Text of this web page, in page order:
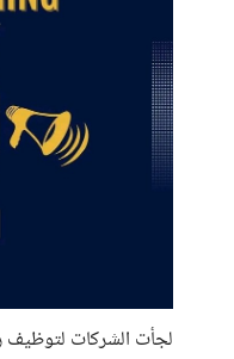
لجأت الشركات لتوظيف